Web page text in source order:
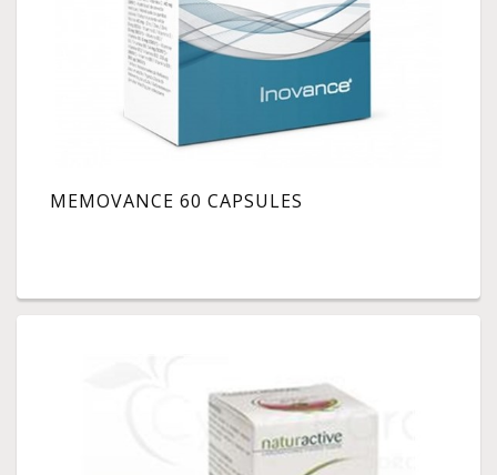
MEMOVANCE 60 CAPSULES